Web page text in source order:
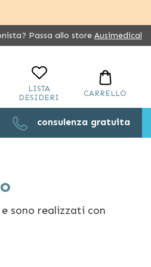
Passa allo store Ausimedical
LISTA
DESIDERI
CARRELLO
consulenza gratuita
sono realizzati con
dopo un